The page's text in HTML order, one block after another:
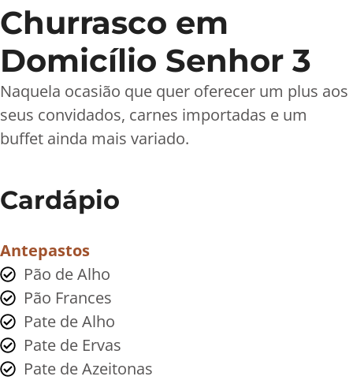
Churrasco em
Domicílio Senhor 3
Naquela ocasião que quer oferecer um plus aos
seus convidados, carnes importadas e um
buffet ainda mais variado.
Cardápio
Antepastos
Pão de Alho
Pão Frances
Pate de Alho
Pate de Ervas
Pate de Azeitonas